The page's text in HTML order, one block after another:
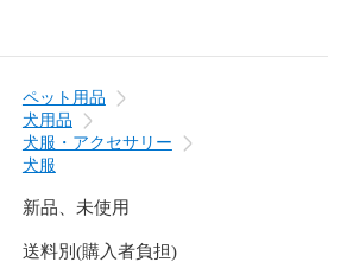
ックラッセル マルチーズ
ペット用品
犬用品
犬服・アクセサリー
犬服
新品、未使用
送料別(購入者負担)